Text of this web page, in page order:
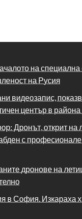
на
на Русия
видеозапис,
център в
Дронът, открит на
с
дронове на
в София. Изкараха